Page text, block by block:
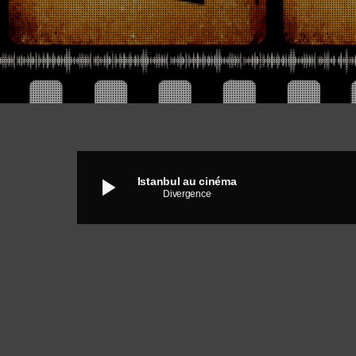
play_arrow Istanbul au cinéma
Divergence